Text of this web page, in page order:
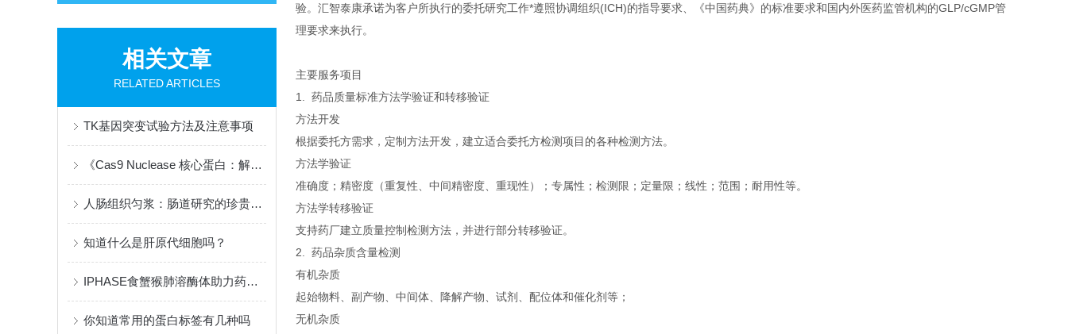
相关文章
RELATED ARTICLES
TK基因突变试验方法及注意事项
《Cas9 Nuclease 核心蛋白：解码基因编辑与细胞治疗》
人肠组织匀浆：肠道研究的珍贵样本
知道什么是肝原代细胞吗？
IPHASE食蟹猴肺溶酶体助力药物代谢与肺部疾病研究
你知道常用的蛋白标签有几种吗
验。汇智泰康承诺为客户所执行的委托研究工作*遵照协调组织(ICH)的指导要求、《中国药典》的标准要求和国内外医药监管机构的GLP/cGMP管
理要求来执行。
主要服务项目
1. 药品质量标准方法学验证和转移验证
方法开发
根据委托方需求，定制方法开发，建立适合委托方检测项目的各种检测方法。
方法学验证
准确度；精密度（重复性、中间精密度、重现性）；专属性；检测限；定量限；线性；范围；耐用性等。
方法学转移验证
支持药厂建立质量控制检测方法，并进行部分转移验证。
2. 药品杂质含量检测
有机杂质
起始物料、副产物、中间体、降解产物、试剂、配位体和催化剂等；
无机杂质